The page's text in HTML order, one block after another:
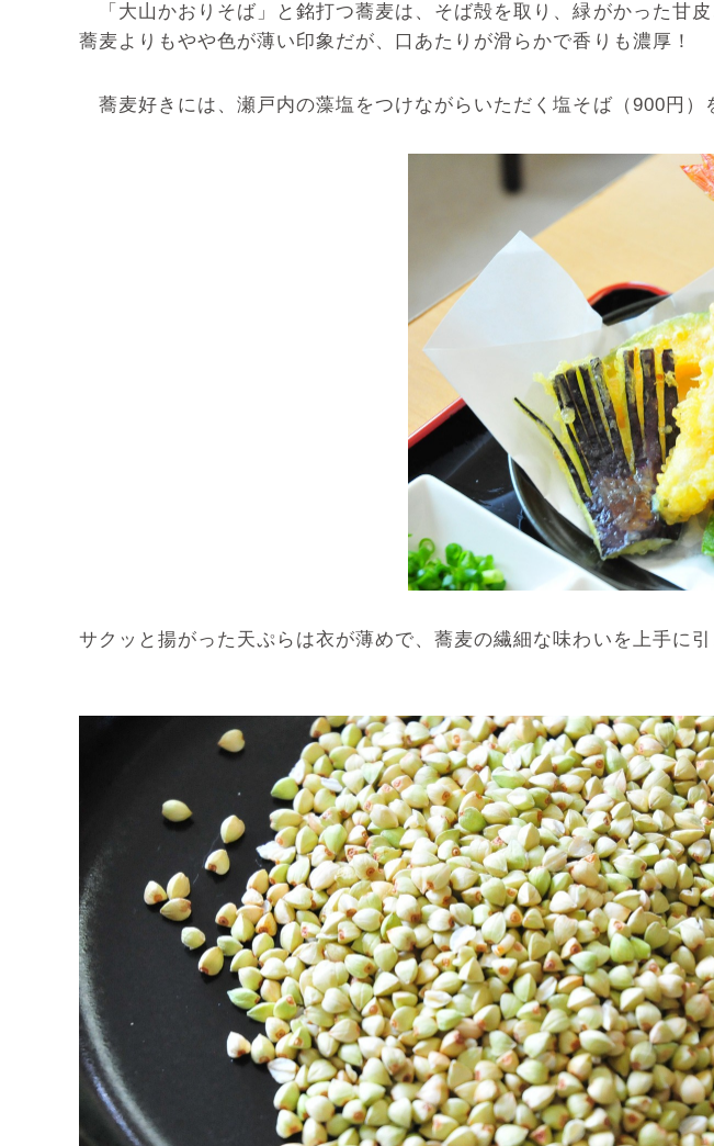
「大山かおりそば」と銘打つ蕎麦は、そば殻を取り、緑がかった甘
蕎麦よりもやや色が薄い印象だが、口あたりが滑らかで香りも濃厚！
蕎麦好きには、瀬戸内の藻塩をつけながらいただく塩そば（900円）
サクッと揚がった天ぷらは衣が薄めで、蕎麦の繊細な味わいを上手に引